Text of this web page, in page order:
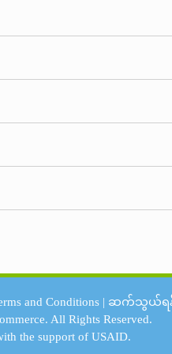
and Conditions| ဆက်သွယ်ရ
All Rights Reserved.
the support ofUSAID.